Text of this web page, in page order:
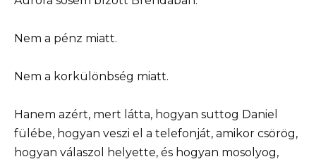
Nem a pénz miatt.
Nem a korkülönbség miatt.
Hanem azért, mert látta, hogyan suttog Daniel
fülébe, hogyan veszi el a telefonját, amikor csörög,
hogyan válaszol helyette, és hogyan mosolyog,